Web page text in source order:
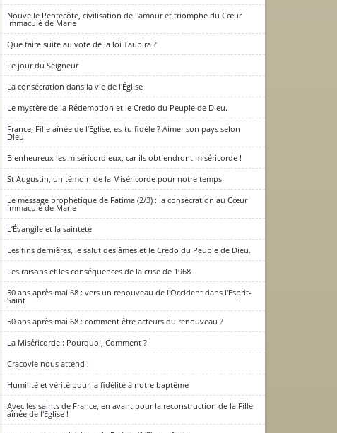
Nouvelle Pentecôte, civilisation de l'amour et triomphe du Cœur
Immaculé de Marie
Que faire suite au vote de la loi Taubira ?
Le jour du Seigneur
La consécration dans la vie de l'Église
Le mystère de la Rédemption et le Credo du Peuple de Dieu.
France, Fille aînée de l’Eglise, es-tu fidèle ? Aimer son pays selon
Dieu
Bienheureux les miséricordieux, car ils obtiendront miséricorde !
St Augustin, un témoin de la Miséricorde pour notre temps
Le message prophétique de Fatima (2/3) : la consécration au Cœur
immaculé de Marie
L’Évangile et la sainteté
Les fins dernières, le salut des âmes et le Credo du Peuple de Dieu.
Les raisons et les conséquences de la crise de 1968
50 ans après mai 68 : vers un renouveau de l'Occident dans l'Esprit-
Saint
50 ans après mai 68 : comment être acteurs du renouveau ?
La Miséricorde : Pourquoi, Comment ?
Cracovie nous attend !
Humilité et vérité pour la fidélité à notre baptême
Avec les saints de France, en avant pour la reconstruction de la Fille
aînée de l'Eglise !